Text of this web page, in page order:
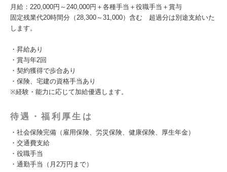
月給：220,000円～240,000円＋各種手当＋役職手当＋賞与
固定残業代20時間分（28,300～31,000）含む 超過分は別途支給いた
します。
・昇給あり
・賞与年2回
・契約獲得で歩合あり
・保険、宅建の資格手当あり
※経験・能力に応じて加給優遇します。
待遇・福利厚生は
・社会保険完備（雇用保険、労災保険、健康保険、厚生年金）
・交通費支給
・役職手当
・通勤手当（月2万円まで）